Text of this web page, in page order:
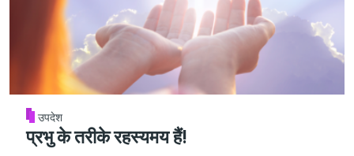
उपदेश
प्रभु के तरीके रहस्यमय हैं!